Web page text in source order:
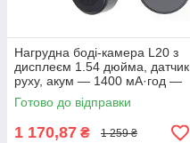
Нагрудна боді-камера L20 з
дисплеєм 1.54 дюйма, датчик
руху, акум — 1400 мА·год —
ОРІГІНАЛ!
Готово до відправки
1 170,87 ₴ 1 259 ₴